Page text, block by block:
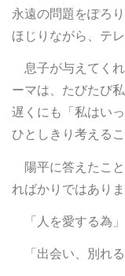
永遠の問題をぽろ
ほじりながら、テ
息子が与えてく
ーマは、たびたび
遅くにも「私はい
ひとしきり考える
陽平に答えたこ
ればかりではありま
「人を愛する為」
「出会い、別れる